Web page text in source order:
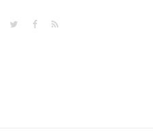
TwitterFacebook
RSS